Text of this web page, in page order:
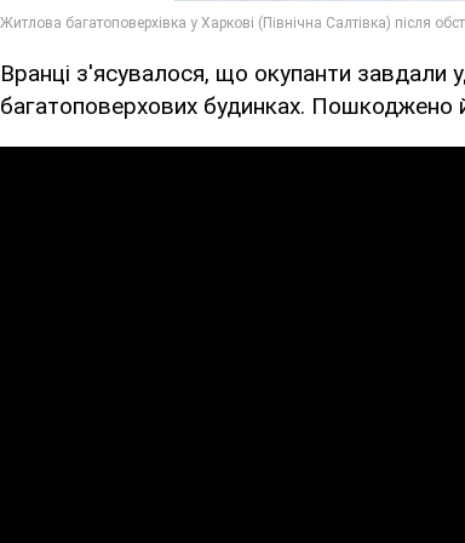
Вранці з'ясувалося, що окупанти завдали
багатоповерхових будинках.